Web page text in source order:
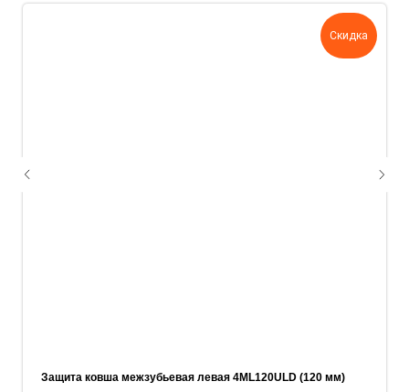
Скидка
Защита ковша межзубьевая левая 4ML120ULD (120 мм)
задачу — прикрепите её в поле ниже.
Ваше имя